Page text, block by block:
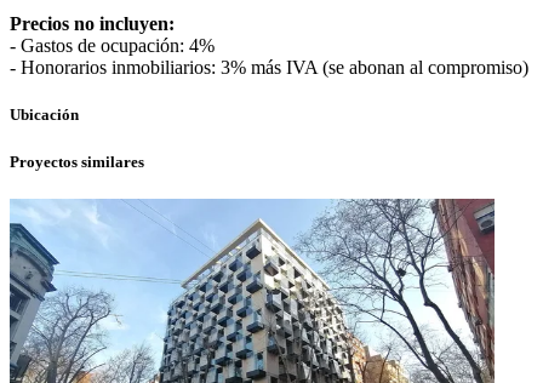
Precios no incluyen:
- Gastos de ocupación: 4%
- Honorarios inmobiliarios: 3% más IVA (se abonan al compromiso)
Ubicación
Proyectos similares